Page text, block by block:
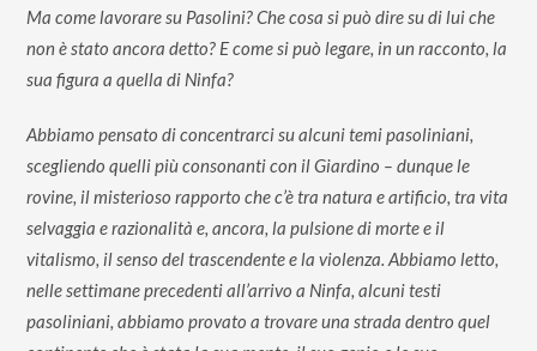
Ma come lavorare su Pasolini? Che cosa si può dire su di lui che
non è stato ancora detto? E come si può legare, in un racconto, la
sua figura a quella di Ninfa?
Abbiamo pensato di concentrarci su alcuni temi pasoliniani,
scegliendo quelli più consonanti con il Giardino – dunque le
rovine, il misterioso rapporto che c’è tra natura e artificio, tra vita
selvaggia e razionalità e, ancora, la pulsione di morte e il
vitalismo, il senso del trascendente e la violenza. Abbiamo letto,
nelle settimane precedenti all’arrivo a Ninfa, alcuni testi
pasoliniani, abbiamo provato a trovare una strada dentro quel